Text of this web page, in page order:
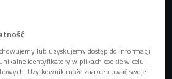
wyreżyserowanej przez
lub uzyskujemy dostęp do informacji
identyfikatory w plikach cookie w celu
Użytkownik może zaakceptować swoje